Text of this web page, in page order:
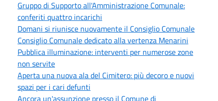
Gruppo di Supporto all'Amministrazione Comunale:
conferiti quattro incarichi
Domani si riunisce nuovamente il Consiglio Comunale
Consiglio Comunale dedicato alla vertenza Menarini
Pubblica illuminazione: interventi per numerose zone
non servite
Aperta una nuova ala del Cimitero: più decoro e nuovi
spazi per i cari defunti
Ancora un'assunzione presso il Comune di